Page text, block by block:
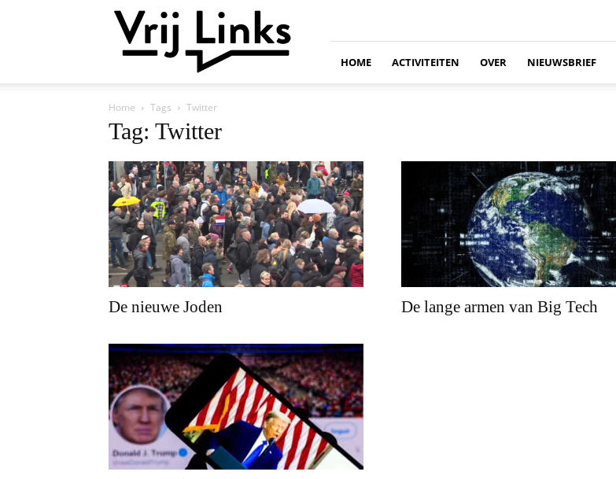
Vrij
Links
HOME ACTIVITEITEN OVER NIEUWSBRIEF
Home Tags Twitter
Tag: Twitter
De nieuwe Joden De lange armen van Big Tech